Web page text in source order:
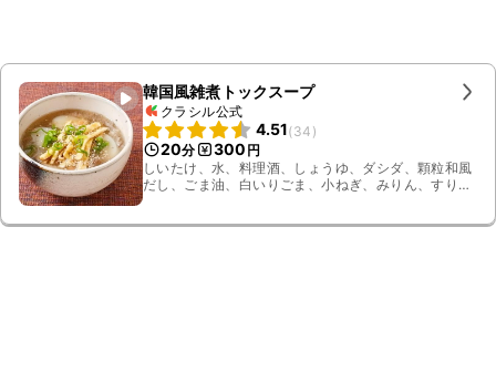
韓国風雑煮トックスープ
クラシル公式
4.51(34 )
20分 300 円
しいたけ、水、料理酒、しょうゆ、ダシダ、顆粒和風
だし、ごま油、白いりごま、小ねぎ、みりん、すりお